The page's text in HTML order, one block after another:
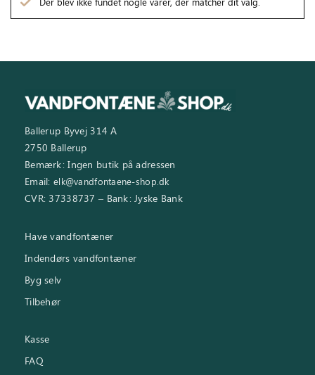
Ballerup Byvej 314 A
2750 Ballerup
Bemærk: Ingen butik på adressen
Email: elk@vandfontaene-shop.dk
CVR: 37338737 – Bank: Jyske Bank
Have vandfontæner
Indendørs vandfontæner
Byg selv
Tilbehør
Kasse
FAQ
Galleri